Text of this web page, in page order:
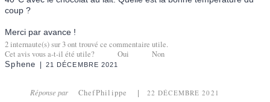
coup ?
Merci par avance !
2internaute(s) sur3ont trouvé ce commentaire utile.
Cet avis vous a-t-il été utile?
Oui Non
Sphene 21 DÉCEMBRE 2021
Réponse par ChefPhilippe 22 DÉCEMBRE 2021